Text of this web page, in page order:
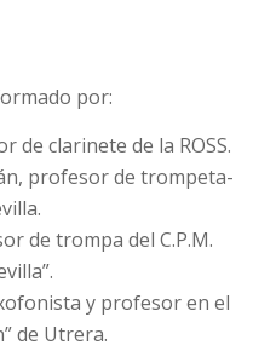
por:
de clarinete de la ROSS.
profesor de trompeta-
de trompa del C.P.M.
y profesor en el
de Utrera.